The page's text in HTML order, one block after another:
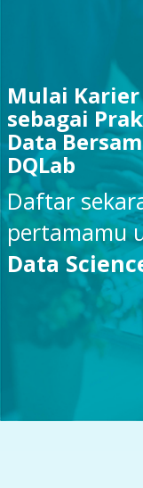
Mulai Karier
sebagai
Data
DQLab
Daftar
pertamamu
Data